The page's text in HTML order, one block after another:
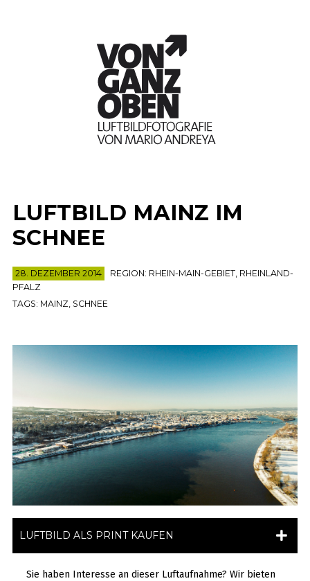
LUFTBILD MAINZ IM
SCHNEE
28. DEZEMBER 2014 REGION: RHEIN-MAIN-GEBIET, RHEINLAND-
PFALZ
TAGS: MAINZ, SCHNEE
LUFTBILD ALS PRINT KAUFEN
Sie haben Interesse an dieser Luftaufnahme? Wir bieten